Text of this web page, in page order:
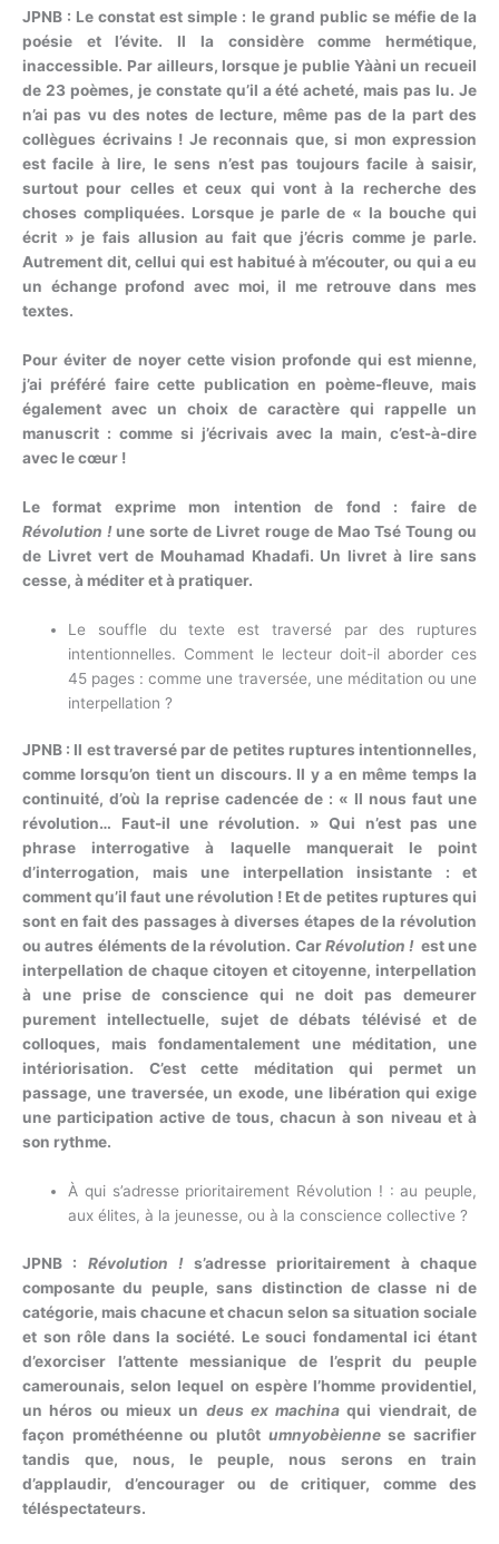
JPNB : Le constat est simple : le grand public se méfie de la
poésie et l’évite. Il la considère comme hermétique,
inaccessible. Par ailleurs, lorsque je publie Yààni un recueil
de 23 poèmes, je constate qu’il a été acheté, mais pas lu. Je
n’ai pas vu des notes de lecture, même pas de la part des
collègues écrivains ! Je reconnais que, si mon expression
est facile à lire, le sens n’est pas toujours facile à saisir,
surtout pour celles et ceux qui vont à la recherche des
choses compliquées. Lorsque je parle de « la bouche qui
écrit » je fais allusion au fait que j’écris comme je parle.
Autrement dit, cellui qui est habitué à m’écouter, ou qui a eu
un échange profond avec moi, il me retrouve dans mes
textes.
Pour éviter de noyer cette vision profonde qui est mienne,
j’ai préféré faire cette publication en poème-fleuve, mais
également avec un choix de caractère qui rappelle un
manuscrit : comme si j’écrivais avec la main, c’est-à-dire
avec le cœur !
Le format exprime mon intention de fond : faire de
Révolution !une sorte de Livret rouge de Mao Tsé Toung ou
de Livret vert de Mouhamad Khadafi. Un livret à lire sans
cesse, à méditer et à pratiquer.
Le souffle du texte est traversé par des ruptures
intentionnelles. Comment le lecteur doit-il aborder ces
45 pages : comme une traversée, une méditation ou une
interpellation ?
JPNB : Il est traversé par de petites ruptures intentionnelles,
comme lorsqu’on tient un discours. Il y a en même temps la
continuité, d’où la reprise cadencée de : « Il nous faut une
révolution… Faut-il une révolution. » Qui n’est pas une
phrase interrogative à laquelle manquerait le point
d’interrogation, mais une interpellation insistante : et
comment qu’il faut une révolution ! Et de petites ruptures qui
sont en fait des passages à diverses étapes de la révolution
ou autres éléments de la révolution. CarRévolution !est une
interpellation de chaque citoyen et citoyenne, interpellation
à une prise de conscience qui ne doit pas demeurer
purement intellectuelle, sujet de débats télévisé et de
colloques, mais fondamentalement une méditation, une
intériorisation. C’est cette méditation qui permet un
passage, une traversée, un exode, une libération qui exige
une participation active de tous, chacun à son niveau et à
son rythme.
À qui s’adresse prioritairement Révolution ! : au peuple,
aux élites, à la jeunesse, ou à la conscience collective ?
JPNB : Révolution !s’adresse prioritairement à chaque
composante du peuple, sans distinction de classe ni de
catégorie, mais chacune et chacun selon sa situation sociale
et son rôle dans la société. Le souci fondamental ici étant
d’exorciser l’attente messianique de l’esprit du peuple
camerounais, selon lequel on espère l’homme providentiel,
un héros ou mieux un deus ex machina qui viendrait, de
façon prométhéenne ou plutôt umnyobèiennese sacrifier
tandis que, nous, le peuple, nous serons en train
d’applaudir, d’encourager ou de critiquer, comme des
téléspectateurs.